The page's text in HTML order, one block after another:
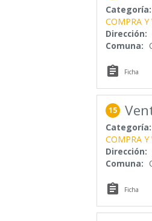
Categoría:
COMPRA Y
Dirección:
Comuna:
 Ficha
15
Categoría:
COMPRA
Dirección:
Comuna:
 Ficha